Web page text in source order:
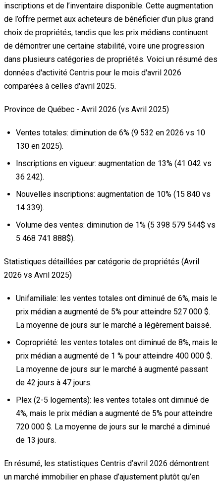
inscriptions et de l’inventaire disponible. Cette augmentation
de l’offre permet aux acheteurs de bénéficier d’un plus grand
choix de propriétés, tandis que les prix médians continuent
de démontrer une certaine stabilité, voire une progression
dans plusieurs catégories de propriétés. Voici un résumé des
données d'activité Centris pour le mois d'avril 2026
comparées à celles d'avril 2025.
Province de Québec - Avril 2026 (vs Avril 2025)
Ventes totales: diminution de 6% (9 532 en 2026 vs 10
130 en 2025).
Inscriptions en vigueur: augmentation de 13% (41 042 vs
36 242).
Nouvelles inscriptions: augmentation de 10% (15 840 vs
14 339).
Volume des ventes: diminution de 1% (5 398 579 544$ vs
5 468 741 888$).
Statistiques détaillées par catégorie de propriétés (Avril
2026 vs Avril 2025)
Unifamiliale: les ventes totales ont diminué de 6%, mais le
prix médian a augmenté de 5% pour atteindre 527 000 $.
La moyenne de jours sur le marché a légèrement baissé.
Copropriété: les ventes totales ont diminué de 8%, mais le
prix médian a augmenté de 1 % pour atteindre 400 000 $.
La moyenne de jours sur le marché à augmenté passant
de 42 jours à 47 jours.
Plex (2-5 logements): les ventes totales ont diminué de
4%, mais le prix médian a augmenté de 5% pour atteindre
720 000 $. La moyenne de jours sur le marché a diminué
de 13 jours.
En résumé, les statistiques Centris d’avril 2026 démontrent
un marché immobilier en phase d’ajustement plutôt qu’en